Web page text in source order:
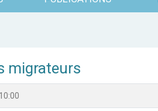
migrateurs